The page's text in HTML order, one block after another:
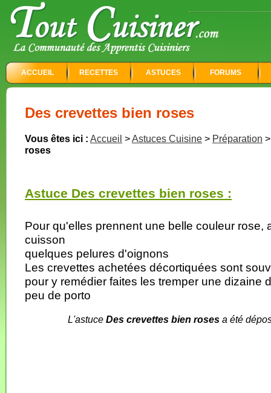
ACCUEIL RECETTES ASTUCES FORUMS
Des crevettes bien roses
Vous êtes ici : Accueil >Astuces Cuisine > Préparation
roses
Astuce Des crevettes bien roses :
Pour qu'elles prennent une belle couleur rose,
cuisson
quelques pelures d'oignons
Les crevettes achetées décortiquées sont
pour y remédier faites les tremper une dizaine
peu de porto
L'astuce Des crevettes bien roses a été